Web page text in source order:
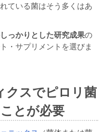
ている菌はそう多くはあ
っかりとした研究成果の
・サプリメントを選びま
クスでピロリ菌
とが必要